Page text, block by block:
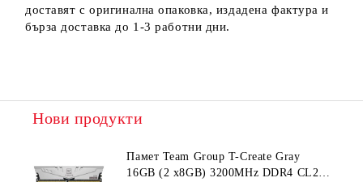
доставят с оригинална опаковка, издадена фактура и
бърза доставка до 1-3 работни дни.
Нови продукти
Памет Team Group T-Create Gray
16GB (2 x8GB) 3200MHz DDR4 CL22-